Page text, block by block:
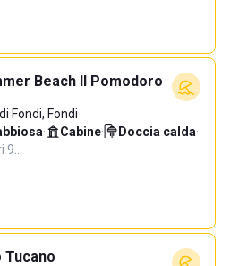
Beach Il Pomodoro
Fondi, Fondi
· Cabine· Doccia calda·
9…
Tucano